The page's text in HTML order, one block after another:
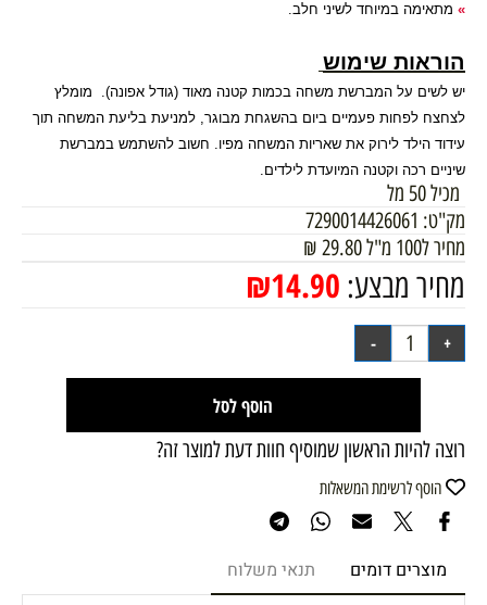
» מתאימה במיוחד לשיני חלב.
הוראות שימוש
יש לשים על המברשת משחה בכמות קטנה מאוד (גודל אפונה). מומלץ
לצחצח לפחות פעמיים ביום בהשגחת מבוגר, למניעת בליעת המשחה תוך
עידוד הילד לירוק את שאריות המשחה מפיו. חשוב להשתמש במברשת
שיניים רכה וקטנה המיועדת לילדים.
מכיל 50 מל
מק"ט: 7290014426061
מחיר ל100 מ"ל
29.80
₪
מחיר מבצע: ₪14.90
הוסף לסל
רוצה להיות הראשון שמוסיף חוות דעת למוצר זה?
הוסף לרשימת המשאלות
מוצרים דומים תנאי משלוח